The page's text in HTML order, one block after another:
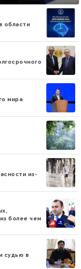
области
мира
из-
более чем
судью в